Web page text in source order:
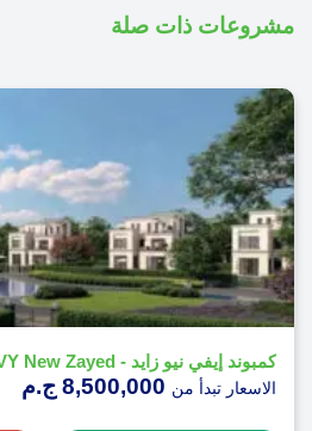
مشروعات ذات صلة
كمبوند إيفي نيو زايد - IVY New Zayed
الاسعار تبدأ من